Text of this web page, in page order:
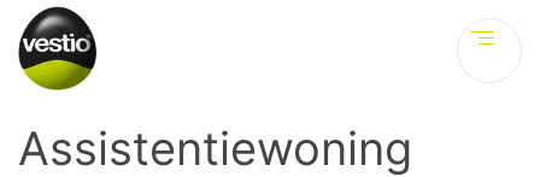
Assistentiewoning